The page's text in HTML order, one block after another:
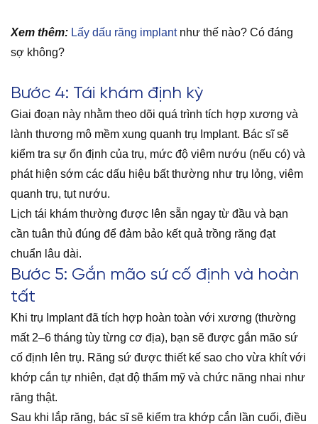
Xem thêm: Lấy dấu răng implantnhư thế nào? Có đáng
sợ không?
Bước 4: Tái khám định kỳ
Giai đoạn này nhằm theo dõi quá trình tích hợp xương và
lành thương mô mềm xung quanh trụ Implant. Bác sĩ sẽ
kiểm tra sự ổn định của trụ, mức độ viêm nướu (nếu có) và
phát hiện sớm các dấu hiệu bất thường như trụ lỏng, viêm
quanh trụ, tụt nướu.
Lịch tái khám thường được lên sẵn ngay từ đầu và bạn
cần tuân thủ đúng để đảm bảo kết quả trồng răng đạt
chuẩn lâu dài.
Bước 5: Gắn mão sứ cố định và hoàn
tất
Khi trụ Implant đã tích hợp hoàn toàn với xương (thường
mất 2–6 tháng tùy từng cơ địa), bạn sẽ được gắn mão sứ
cố định lên trụ. Răng sứ được thiết kế sao cho vừa khít với
khớp cắn tự nhiên, đạt độ thẩm mỹ và chức năng nhai như
răng thật.
Sau khi lắp răng, bác sĩ sẽ kiểm tra khớp cắn lần cuối, điều